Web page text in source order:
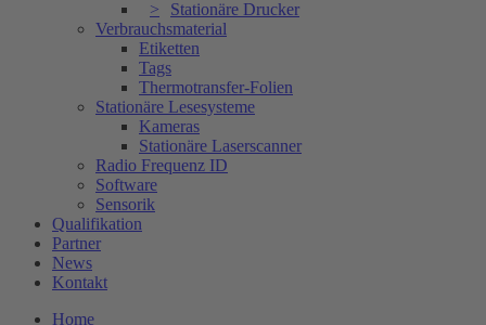
Stationäre Drucker
Verbrauchsmaterial
Etiketten
Tags
Thermotransfer-Folien
Stationäre Lesesysteme
Kameras
Stationäre Laserscanner
Radio Frequenz ID
Software
Sensorik
Qualifikation
Partner
News
Kontakt
Home